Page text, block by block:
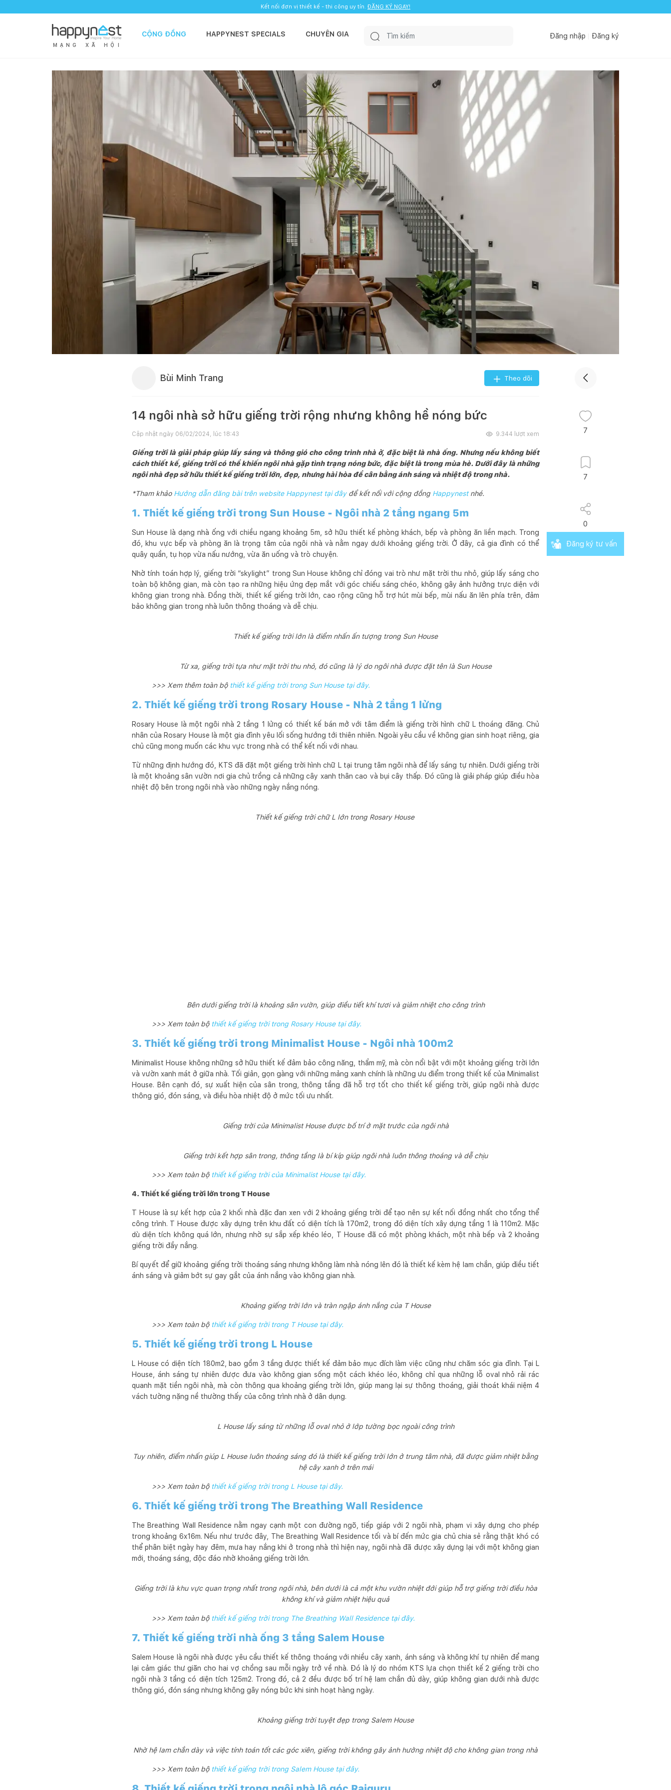
Kết nối đơn vị thiết kế - thi công uy tín. ĐĂNG KÝ NGAY!
M Ạ N G X Ã H Ộ I
CỘNG ĐỒNG HAPPYNEST SPECIALS CHUYÊN GIA Đăng nhập Đăng ký
Bùi Minh Trang Theo dõi
14 ngôi nhà sở hữu giếng trời rộng nhưng không hề nóng bức
Cập nhật ngày 06/02/2024, lúc 18:43 9.344 lượt xem
Giếng trời là giải pháp giúp lấy sáng và thông gió cho công trình nhà ở, đặc biệt là nhà ống. Nhưng nếu không biết
cách thiết kế, giếng trời có thể khiến ngôi nhà gặp tình trạng nóng bức, đặc biệt là trong mùa hè. Dưới đây là những
ngôi nhà đẹp sở hữu thiết kế giếng trời lớn, đẹp, nhưng hài hòa để cân bằng ánh sáng và nhiệt độ trong nhà.
*Tham khảo Hướng dẫn đăng bài trên website Happynest tại đâyđể kết nối với cộng đồng Happynest nhé.
1. Thiết kế giếng trời trong Sun House - Ngôi nhà 2 tầng ngang 5m
Sun House là dạng nhà ống với chiều ngang khoảng 5m, sở hữu thiết kế phòng khách, bếp và phòng ăn liền mạch. Trong
đó, khu vực bếp và phòng ăn là trọng tâm của ngôi nhà và nằm ngay dưới khoảng giếng trời. Ở đây, cả gia đình có thể
quây quần, tụ họp vừa nấu nướng, vừa ăn uống và trò chuyện.
Nhờ tính toán hợp lý, giếng trời “skylight” trong Sun House không chỉ đóng vai trò như mặt trời thu nhỏ, giúp lấy sáng cho
toàn bộ không gian, mà còn tạo ra những hiệu ứng đẹp mắt với góc chiếu sáng chéo, không gây ảnh hưởng trực diện với
không gian trong nhà. Đồng thời, thiết kế giếng trời lớn, cao rộng cũng hỗ trợ hút mùi bếp, mùi nấu ăn lên phía trên, đảm
bảo không gian trong nhà luôn thông thoáng và dễ chịu.
Thiết kế giếng trời lớn là điểm nhấn ấn tượng trong Sun House
Từ xa, giếng trời tựa như mặt trời thu nhỏ, đó cũng là lý do ngôi nhà được đặt tên là Sun House
>>> Xem thêm toàn bộ thiết kế giếng trời trong Sun House tại đây.
2. Thiết kế giếng trời trong Rosary House - Nhà 2 tầng 1 lửng
Rosary House là một ngôi nhà 2 tầng 1 lửng có thiết kế bán mở với tâm điểm là giếng trời hình chữ L thoáng đãng. Chủ
nhân của Rosary House là một gia đình yêu lối sống hướng tới thiên nhiên. Ngoài yêu cầu về không gian sinh hoạt riêng, gia
chủ cũng mong muốn các khu vực trong nhà có thể kết nối với nhau.
Từ những định hướng đó, KTS đã đặt một giếng trời hình chữ L tại trung tâm ngôi nhà để lấy sáng tự nhiên. Dưới giếng trời
là một khoảng sân vườn nơi gia chủ trồng cả những cây xanh thân cao và bụi cây thấp. Đó cũng là giải pháp giúp điều hòa
nhiệt độ bên trong ngôi nhà vào những ngày nắng nóng.
Thiết kế giếng trời chữ L lớn trong Rosary House
Bên dưới giếng trời là khoảng sân vườn, giúp điều tiết khí tươi và giảm nhiệt cho công trình
>>> Xem toàn bộthiết kế giếng trời trong Rosary House tại đây.
3. Thiết kế giếng trời trong Minimalist House - Ngôi nhà 100m2
Minimalist House không những sở hữu thiết kế đảm bảo công năng, thẩm mỹ, mà còn nổi bật với một khoảng giếng trời lớn
và vườn xanh mát ở giữa nhà. Tối giản, gọn gàng với những mảng xanh chính là những ưu điểm trong thiết kế của Minimalist
House. Bên cạnh đó, sự xuất hiện của sân trong, thông tầng đã hỗ trợ tốt cho thiết kế giếng trời, giúp ngôi nhà được
thông gió, đón sáng, và điều hòa nhiệt độ ở mức tối ưu nhất.
Giếng trời của Minimalist House được bố trí ở mặt trước của ngôi nhà
Giếng trời kết hợp sân trong, thông tầng là bí kíp giúp ngôi nhà luôn thông thoáng và dễ chịu
>>> Xem toàn bộ thiết kế giếng trời của Minimalist House tại đây.
4. Thiết kế giếng trời lớn trong T House
T House là sự kết hợp của 2 khối nhà đặc đan xen với 2 khoảng giếng trời để tạo nên sự kết nối đồng nhất cho tổng thể
công trình. T House được xây dựng trên khu đất có diện tích là 170m2, trong đó diện tích xây dựng tầng 1 là 110m2. Mặc
dù diện tích không quá lớn, nhưng nhờ sự sắp xếp khéo léo, T House đã có một phòng khách, một nhà bếp và 2 khoảng
giếng trời đầy nắng.
Bí quyết để giữ khoảng giếng trời thoáng sáng nhưng không làm nhà nóng lên đó là thiết kế kèm hệ lam chắn, giúp điều tiết
ánh sáng và giảm bớt sự gay gắt của ánh nắng vào không gian nhà.
Khoảng giếng trời lớn và tràn ngập ánh nắng của T House
>>> Xem toàn bộthiết kế giếng trời trong T House tại đây.
5. Thiết kế giếng trời trong L House
L House có diện tích 180m2, bao gồm 3 tầng được thiết kế đảm bảo mục đích làm việc cũng như chăm sóc gia đình. Tại L
House, ánh sáng tự nhiên được đưa vào không gian sống một cách khéo léo, không chỉ qua những lỗ oval nhỏ rải rác
quanh mặt tiền ngôi nhà, mà còn thông qua khoảng giếng trời lớn, giúp mang lại sự thông thoáng, giải thoát khái niệm 4
vách tường nặng nề thường thấy của công trình nhà ở dân dụng.
L House lấy sáng từ những lỗ oval nhỏ ở lớp tường bọc ngoài công trình
Tuy nhiên, điểm nhấn giúp L House luôn thoáng sáng đó là thiết kế giếng trời lớn ở trung tâm nhà, đã được giảm nhiệt bằng
hệ cây xanh ở trên mái
>>> Xem toàn bộ thiết kế giếng trời trong L House tại đây.
6. Thiết kế giếng trời trong The Breathing Wall Residence
The Breathing Wall Residence nằm ngay cạnh một con đường ngõ, tiếp giáp với 2 ngôi nhà, phạm vi xây dựng cho phép
trong khoảng 6x16m. Nếu như trước đây, The Breathing Wall Residence tối và bí đến mức gia chủ chia sẻ rằng thật khó có
thể phân biệt ngày hay đêm, mưa hay nắng khi ở trong nhà thì hiện nay, ngôi nhà đã được xây dựng lại với một không gian
mới, thoáng sáng, độc đáo nhờ khoảng giếng trời lớn.
Giếng trời là khu vực quan trọng nhất trong ngôi nhà, bên dưới là cả một khu vườn nhiệt đới giúp hỗ trợ giếng trời điều hòa
không khí và giảm nhiệt hiệu quả
>>> Xem toàn bộthiết kế giếng trời trong The Breathing Wall Residence tại đây.
7. Thiết kế giếng trời nhà ống 3 tầng Salem House
Salem House là ngôi nhà được yêu cầu thiết kế thông thoáng với nhiều cây xanh, ánh sáng và không khí tự nhiên để mang
lại cảm giác thư giãn cho hai vợ chồng sau mỗi ngày trở về nhà. Đó là lý do nhóm KTS lựa chọn thiết kế 2 giếng trời cho
ngôi nhà 3 tầng có diện tích 125m2. Trong đó, cả 2 đều được bố trí hệ lam chắn đủ dày, giúp không gian dưới nhà được
thông gió, đón sáng nhưng không gây nóng bức khi sinh hoạt hàng ngày.
Khoảng giếng trời tuyệt đẹp trong Salem House
Nhờ hệ lam chắn dày và việc tính toán tốt các góc xiên, giếng trời không gây ảnh hưởng nhiệt độ cho không gian trong nhà
>>> Xem toàn bộthiết kế giếng trời trong Salem House tại đây.
7
7
0
Đăng ký tư vấn